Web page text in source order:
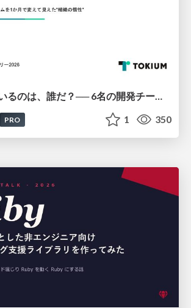
PRO 1 350